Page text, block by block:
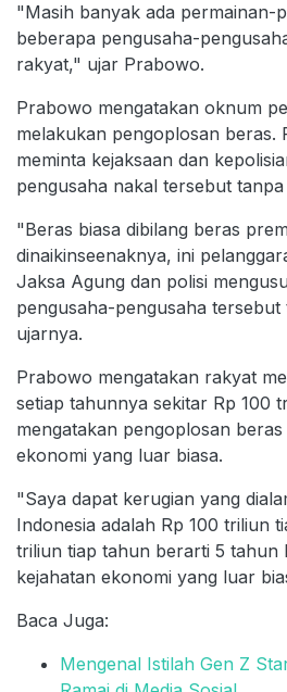
"Masih banyak ada permainan-
beberapa pengusaha-
rakyat," ujar Prabowo.
Prabowo mengatakan oknum
melakukan pengoplosan beras.
meminta kejaksaan dan
pengusaha nakal tersebut
"Beras biasa dibilang beras
dinaikinseenaknya, ini
Jaksa Agung dan polisi
pengusaha-pengusaha
ujarnya.
Prabowo mengatakan rakyat
setiap tahunnya sekitar Rp 100
mengatakan pengoplosan
ekonomi yang luar biasa.
"Saya dapat kerugian yang
Indonesia adalah Rp 100 triliun
triliun tiap tahun berarti 5 tahun
kejahatan ekonomi yang luar
Baca Juga:
Mengenal Istilah Gen Z